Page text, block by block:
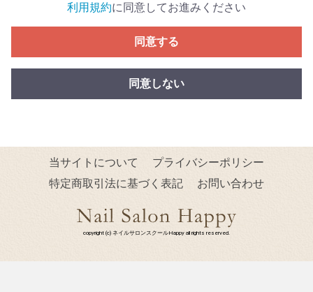
利用規約に同意してお進みください
同意する
同意しない
当サイトについて
プライバシーポリシー
特定商取引法に基づく表記
お問い合わせ
copyright (c) ネイルサロンスクールHappy all rights reserved.